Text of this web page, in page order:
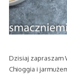
Dzisiaj zapraszam
Chioggia i